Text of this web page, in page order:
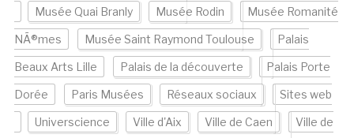
Musée Quai Branly Musée Rodin Musée Romanité
NÃ®mes Musée Saint Raymond Toulouse Palais
Beaux Arts Lille Palais de la découverte Palais Porte
Dorée Paris Musées Réseaux sociaux Sites web
Universcience Ville d'Aix Ville de Caen Ville de